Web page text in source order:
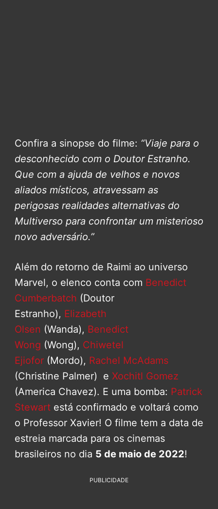
Confira a sinopse do filme: “Viaje para o
desconhecido com o Doutor Estranho.
Que com a ajuda de velhos e novos
aliados místicos, atravessam as
perigosas realidades alternativas do
Multiverso para confrontar um misterioso
novo adversário.”
Além do retorno de Raimi ao universo
Marvel, o elenco conta com Benedict
Cumberbatch (Doutor
Estranho), Elizabeth
Olsen (Wanda), Benedict
Wong (Wong), Chiwetel
Ejiofor (Mordo), Rachel McAdams
(Christine Palmer) e Xochitl Gomez
(America Chavez). E uma bomba: Patrick
Stewart está confirmado e voltará como
o Professor Xavier! O filme tem a data de
estreia marcada para os cinemas
brasileiros no dia 5 de maio de 2022!
PUBLICIDADE